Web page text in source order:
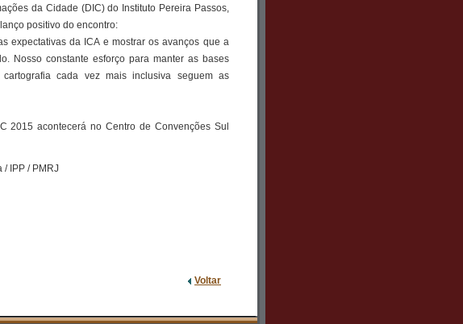
da Cidade (DIC) do Instituto Pereira Passos,
positivo do encontro:
expectativas da ICA e mostrar os avanços que a
Nosso constante esforço para manter as bases
cada vez mais inclusiva seguem as
2015 acontecerá no Centro de Convenções Sul
IPP / PMRJ
Voltar